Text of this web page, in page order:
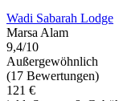
Wadi Sabarah Lodge
Marsa Alam
9,4/10
Außergewöhnlich
(17 Bewertungen)
121 €